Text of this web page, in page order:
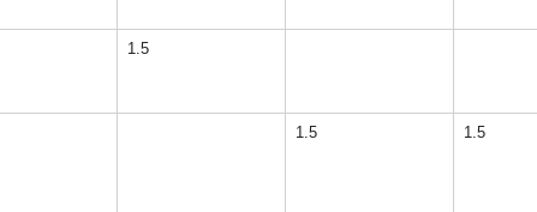
1.5
1.5 1.5